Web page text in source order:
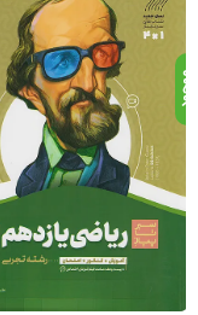
موجود